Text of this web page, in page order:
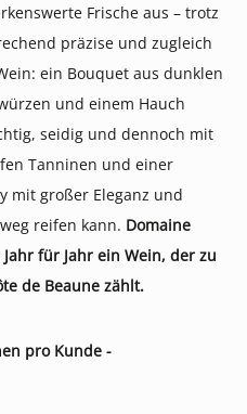
Frische aus – trotz
präzise und zugleich
ein Bouquet aus dunklen
und einem Hauch
seidig und dennoch mit
Tanninen und einer
mit großer Eleganz und
reifen kann. Domaine
für Jahr ein Wein, der zu
de Beaune zählt.
pro Kunde -